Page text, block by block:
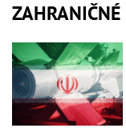
ZAHRANIČNÉ